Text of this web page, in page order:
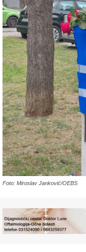
Foto: Miroslav Janković/OEBS